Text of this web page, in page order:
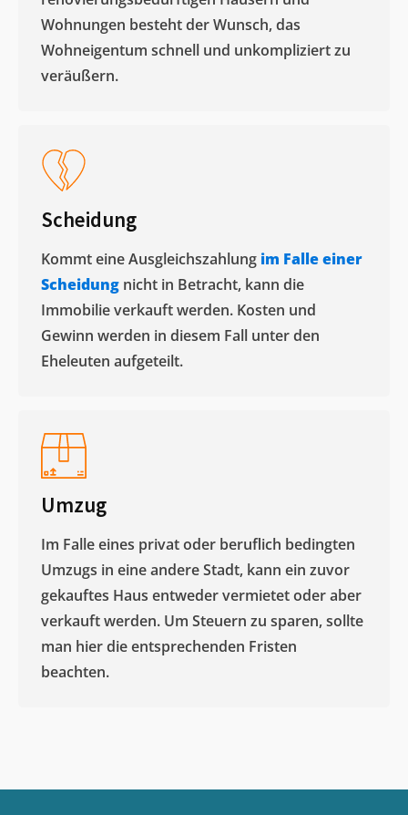
Wohnungen besteht der Wunsch, das
Wohneigentum schnell und unkompliziert zu
veräußern. ​
Scheidung
Kommt eine Ausgleichszahlung im Falle einer
Scheidung nicht in Betracht, kann die
Immobilie verkauft werden. Kosten und
Gewinn werden in diesem Fall unter den
Eheleuten aufgeteilt.​
Umzug
Im Falle eines privat oder beruflich bedingten
Umzugs in eine andere Stadt, kann ein zuvor
gekauftes Haus entweder vermietet oder aber
verkauft werden. Um Steuern zu sparen, sollte
man hier die entsprechenden Fristen
beachten.